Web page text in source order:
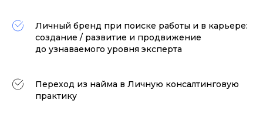
Личный бренд при поиске работы и в карьере:
создание / развитие и продвижение
до узнаваемого уровня эксперта
Переход из найма в Личную консалтинговую
практику